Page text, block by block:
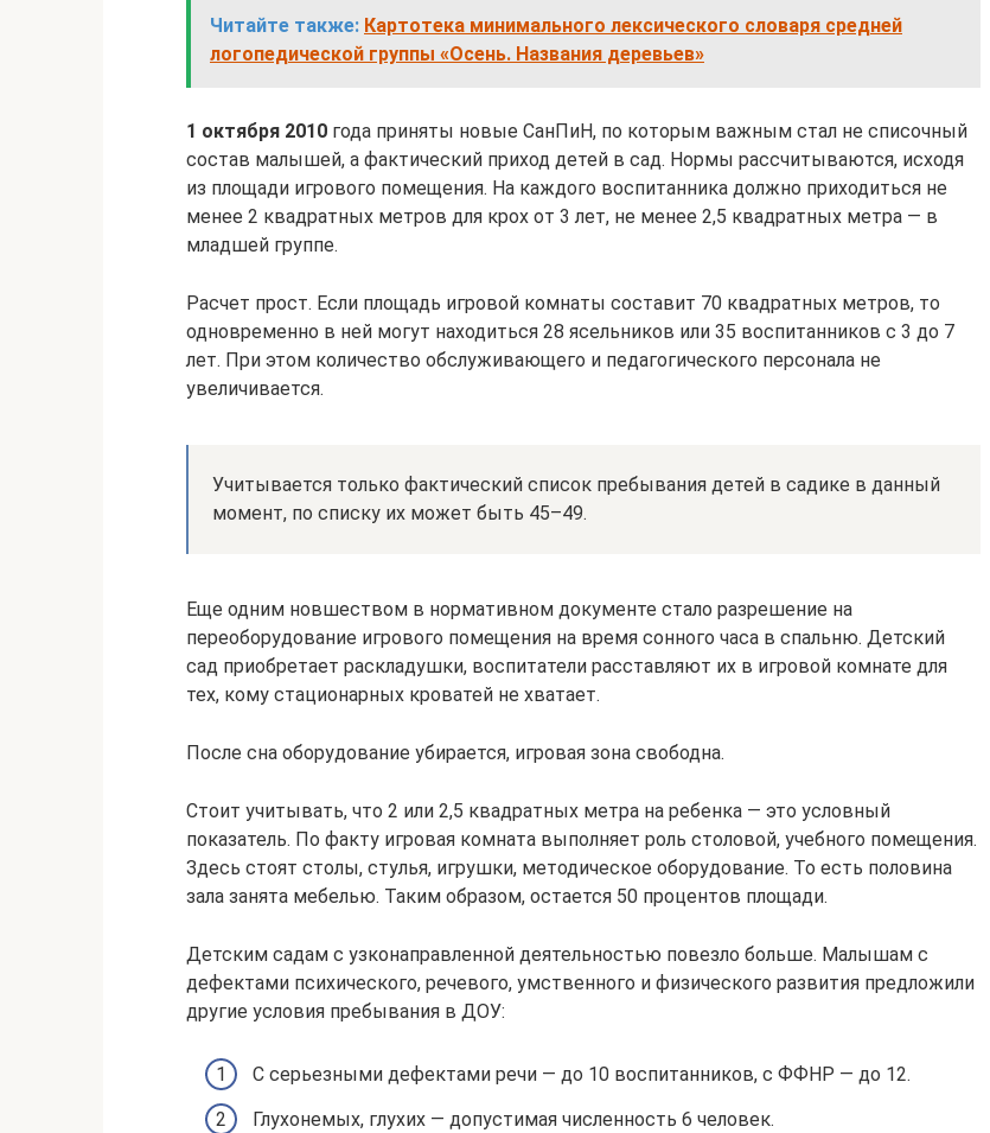
Читайте также: Картотека минимального лексического словаря средней
логопедической группы «Осень. Названия деревьев»
1 октября 2010 года приняты новые СанПиН, по которым важным стал не списочный
состав малышей, а фактический приход детей в сад. Нормы рассчитываются, исходя
из площади игрового помещения. На каждого воспитанника должно приходиться не
менее 2 квадратных метров для крох от 3 лет, не менее 2,5 квадратных метра — в
младшей группе.
Расчет прост. Если площадь игровой комнаты составит 70 квадратных метров, то
одновременно в ней могут находиться 28 ясельников или 35 воспитанников с 3 до 7
лет. При этом количество обслуживающего и педагогического персонала не
увеличивается.
Учитывается только фактический список пребывания детей в садике в данный
момент, по списку их может быть 45–49.
Еще одним новшеством в нормативном документе стало разрешение на
переоборудование игрового помещения на время сонного часа в спальню. Детский
сад приобретает раскладушки, воспитатели расставляют их в игровой комнате для
тех, кому стационарных кроватей не хватает.
После сна оборудование убирается, игровая зона свободна.
Стоит учитывать, что 2 или 2,5 квадратных метра на ребенка — это условный
показатель. По факту игровая комната выполняет роль столовой, учебного помещения.
Здесь стоят столы, стулья, игрушки, методическое оборудование. То есть половина
зала занята мебелью. Таким образом, остается 50 процентов площади.
Детским садам с узконаправленной деятельностью повезло больше. Малышам с
дефектами психического, речевого, умственного и физического развития предложили
другие условия пребывания в ДОУ:
С серьезными дефектами речи — до 10 воспитанников, с ФФНР — до 12.
Глухонемых, глухих — допустимая численность 6 человек.